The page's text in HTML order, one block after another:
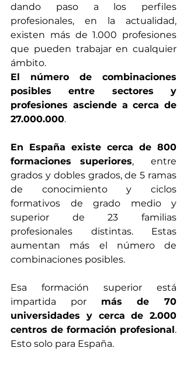
dando paso a los perfiles
profesionales, en la actualidad,
existen más de 1.000 profesiones
que pueden trabajar en cualquier
ámbito.
El número de combinaciones
posibles entre sectores y
profesiones asciende a cerca de
27.000.000.
En España existe cerca de 800
formaciones superiores,  entre
grados y dobles grados, de 5 ramas
de conocimiento y ciclos
formativos de grado medio y
superior de 23 familias
profesionales distintas. Estas
aumentan más el número de
combinaciones posibles.
Esa formación superior está
impartida por más de 70
universidades y cerca de 2.000
centros de formación profesional.
Esto solo para España.